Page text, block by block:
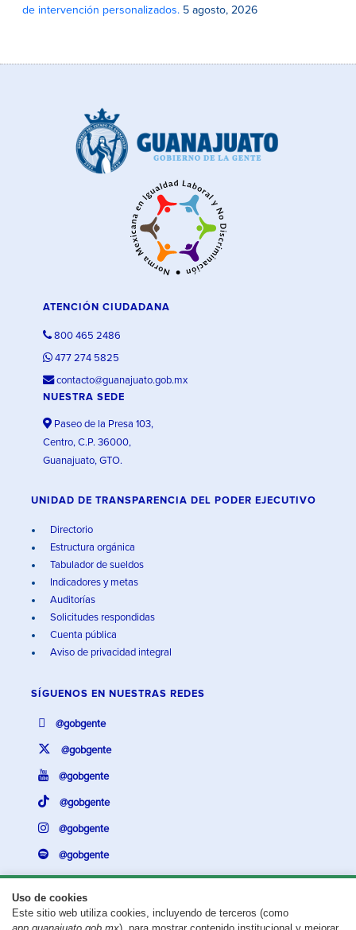
de intervención personalizados. 5 agosto, 2026
Uso de cookies
Este sitio web utiliza cookies, incluyendo de terceros (como
ATENCIÓN CIUDADANA
800 465 2486
477 274 5825
contacto@guanajuato.gob.mx
NUESTRA SEDE
Paseo de la Presa 103,
Centro, C.P. 36000,
Guanajuato, GTO.
UNIDAD DE TRANSPARENCIA DEL PODER EJECUTIVO
Directorio
Estructura orgánica
Tabulador de sueldos
Indicadores y metas
Auditorías
Solicitudes respondidas
Cuenta pública
Aviso de privacidad integral
SÍGUENOS EN NUESTRAS REDES
@gobgente
@gobgente
@gobgente
@gobgente
@gobgente
@gobgente
¿Existe algún problema con esta página?Repórtalo aquí.